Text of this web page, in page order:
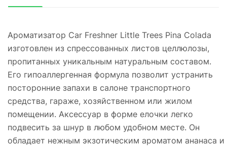
Ароматизатор Car Freshner Little Trees Pina Colada
изготовлен из спрессованных листов целлюлозы,
пропитанных уникальным натуральным составом.
Его гипоаллергенная формула позволит устранить
посторонние запахи в салоне транспортного
средства, гараже, хозяйственном или жилом
помещении. Аксессуар в форме елочки легко
подвесить за шнур в любом удобном месте. Он
обладает нежным экзотическим ароматом ананаса и